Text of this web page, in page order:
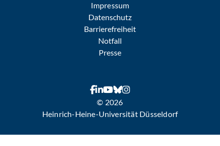
Impressum
Datenschutz
Barrierefreiheit
Notfall
Presse
© 2026
Heinrich-Heine-Universität Düsseldorf